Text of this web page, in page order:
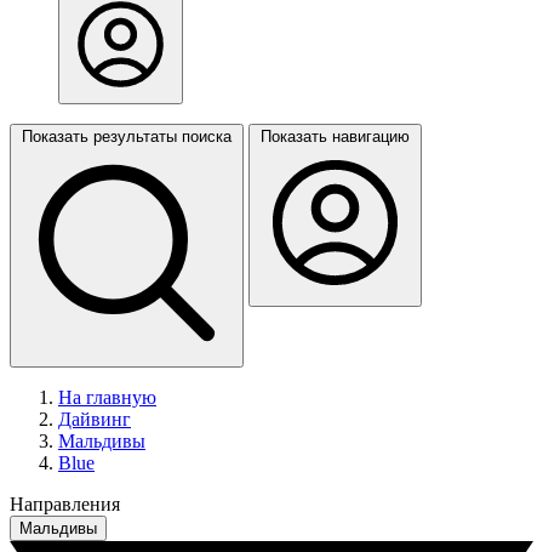
Показать результаты поиска Показать навигацию
На главную
Дайвинг
Мальдивы
Blue
Направления
Мальдивы